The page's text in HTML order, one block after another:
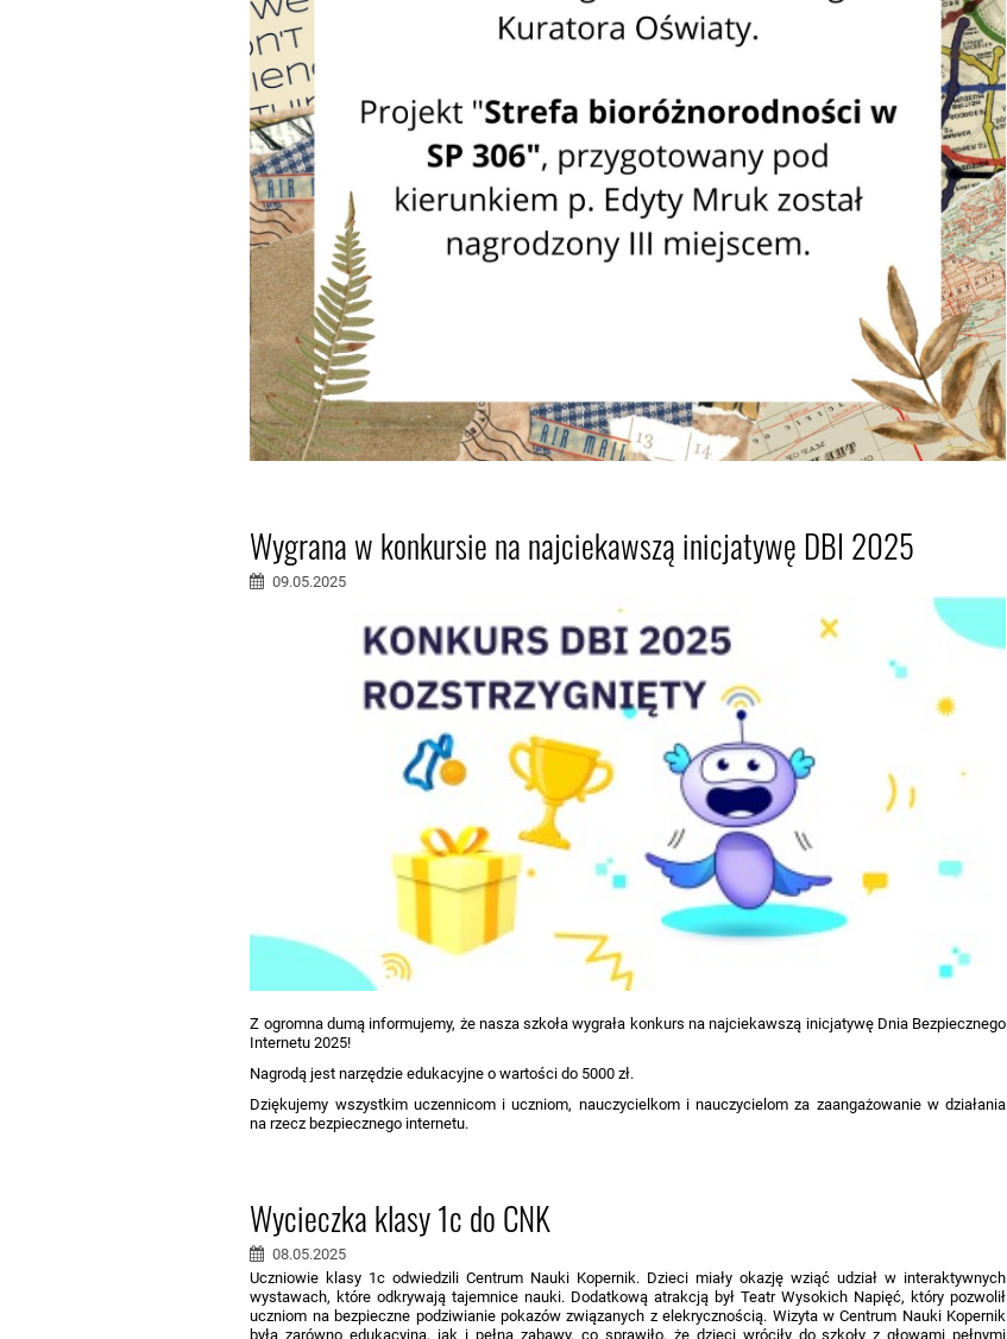
Wygrana w konkursie na najciekawszą inicjatywę DBI 2025
09.05.2025
Z ogromna dumą informujemy, że nasza szkoła wygrała konkurs na najciekawszą inicjatywę Dnia Bezpiecznego
Internetu 2025!
Nagrodą jest narzędzie edukacyjne o wartości do 5000 zł.
Dziękujemy wszystkim uczennicom i uczniom, nauczycielkom i nauczycielom za zaangażowanie w działania
na rzecz bezpiecznego internetu.
Wycieczka klasy 1c do CNK
08.05.2025
Uczniowie klasy 1c odwiedzili Centrum Nauki Kopernik. Dzieci miały okazję wziąć udział w interaktywnych
wystawach, które odkrywają tajemnice nauki. Dodatkową atrakcją był Teatr Wysokich Napięć, który pozwolił
uczniom na bezpieczne podziwianie pokazów związanych z elekrycznością. Wizyta w Centrum Nauki Kopernik
była zarówno edukacyjna, jak i pełna zabawy, co sprawiło, że dzieci wróciły do szkoły z głowami pełnymi